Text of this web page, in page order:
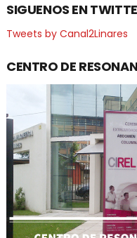
SIGUENOS EN
Tweets by Canal2Linares
CENTRO DE